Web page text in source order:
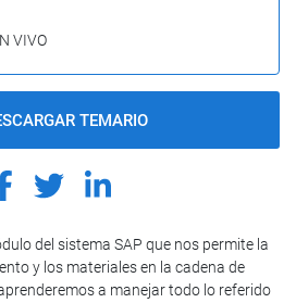
VIVO
TEMARIO
del sistema SAP que nos permite la
y los materiales en la cadena de
a manejar todo lo referido